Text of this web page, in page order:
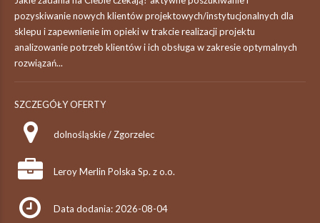
pozyskiwanie nowych klientów projektowych/instytucjonalnych dla
sklepu i zapewnienie im opieki w trakcie realizacji projektu
analizowanie potrzeb klientów i ich obsługa w zakresie optymalnych
rozwiązań...
SZCZEGÓŁY OFERTY
dolnośląskie / Zgorzelec
Leroy Merlin Polska Sp. z o.o.
Data dodania: 2026-08-04